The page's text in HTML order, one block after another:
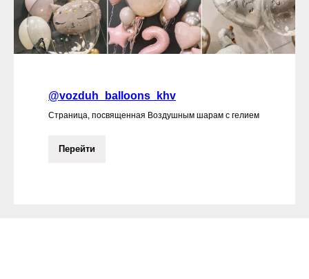
@vozduh_balloons_khv
Страница, посвященная Воздушным шарам с гелием
Перейти